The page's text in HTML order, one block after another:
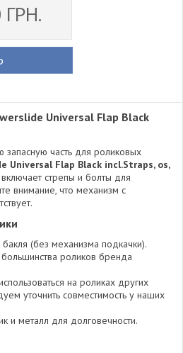
Universal Flap Black
запасную часть для роликовых
Universal Flap Black incl.Straps, os,
стрепы и болты для
внимание, что механизм с
(без механизма подкачки).
роликов бренда
на роликах других
уточнить совместимость у наших
и металл для долговечности.